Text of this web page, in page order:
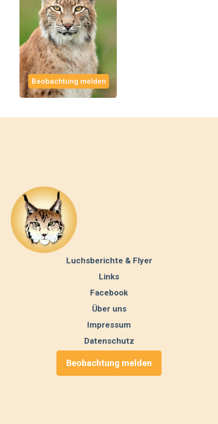
Beobachtung melden
Luchsberichte & Flyer
Links
Facebook
Über uns
Impressum
Datenschutz
Beobachtung melden